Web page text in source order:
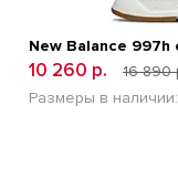
New Balance 997h
10 260 р.
16 890
Размеры в наличии: